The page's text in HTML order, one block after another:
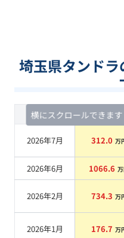
埼玉県タンド
横にスクロールできます
査定時期 セルカ実績
2026年7月 312.0 万
2026年6月
1066.6
2026年2月 734.3 万
2026年1月 176.7 万